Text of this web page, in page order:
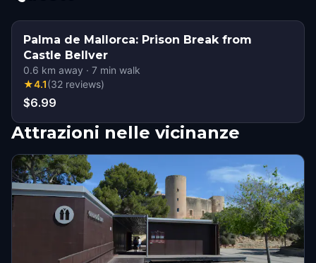
Palma de Mallorca: Prison Break from
Castle Bellver
0.6 km away · 7 min walk
★4.1(32 reviews)
$6.99
Attrazioni nelle vicinanze